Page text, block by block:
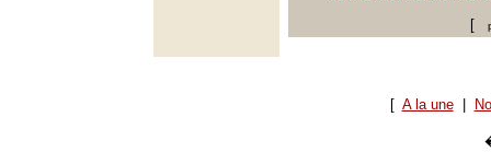
[
[ A la une|